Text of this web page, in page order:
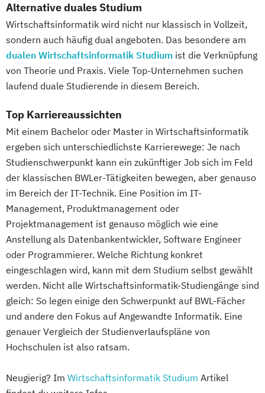
Alternative duales Studium
Wirtschaftsinformatik wird nicht nur klassisch in Vollzeit,
sondern auch häufig dual angeboten. Das besondere am
dualen Wirtschaftsinformatik Studium ist die Verknüpfung
von Theorie und Praxis. Viele Top-Unternehmen suchen
laufend duale Studierende in diesem Bereich.
Top Karriereaussichten
Mit einem Bachelor oder Master in Wirtschaftsinformatik
ergeben sich unterschiedlichste Karrierewege: Je nach
Studienschwerpunkt kann ein zukünftiger Job sich im Feld
der klassischen BWLer-Tätigkeiten bewegen, aber genauso
im Bereich der IT-Technik. Eine Position im IT-
Management, Produktmanagement oder
Projektmanagement ist genauso möglich wie eine
Anstellung als Datenbankentwickler, Software Engineer
oder Programmierer. Welche Richtung konkret
eingeschlagen wird, kann mit dem Studium selbst gewählt
werden. Nicht alle Wirtschaftsinformatik-Studiengänge sind
gleich: So legen einige den Schwerpunkt auf BWL-Fächer
und andere den Fokus auf Angewandte Informatik. Eine
genauer Vergleich der Studienverlaufspläne von
Hochschulen ist also ratsam.
Neugierig? Im Wirtschaftsinformatik Studium Artikel